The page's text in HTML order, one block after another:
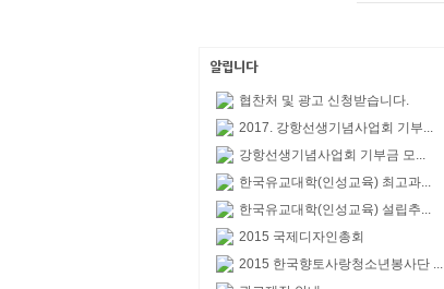
협찬처 및 광고 신청받습니다.
2017. 강항선생기념사업회 기부...
강항선생기념사업회 기부금 모...
한국유교대학(인성교육) 최고과...
한국유교대학(인성교육) 설립추...
2015 국제디자인총회
2015 한국향토사랑청소년봉사단 ...